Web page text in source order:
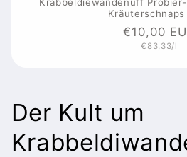
Krabbeldiewandenuff
Kräuterschnaps
Normaler
Preis
€10,00
Grundpreis
€83,33/l
Der Kult um